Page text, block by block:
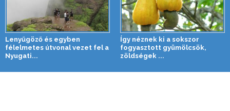
Lenyűgöző és egyben
félelmetes útvonal vezet fel a
Nyugati...
Így néznek ki a sokszor
fogyasztott gyümölcsök,
zöldségek ...